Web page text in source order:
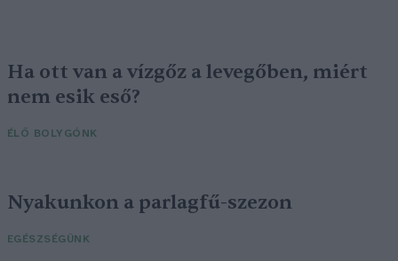
Ha ott van a vízgőz a levegőben, miért
nem esik eső?
ÉLŐ BOLYGÓNK
Nyakunkon a parlagfű-szezon
EGÉSZSÉGÜNK